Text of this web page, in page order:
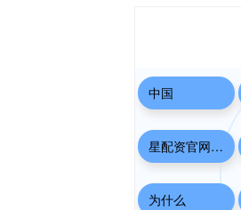
中国
星配资官网官网
为什么